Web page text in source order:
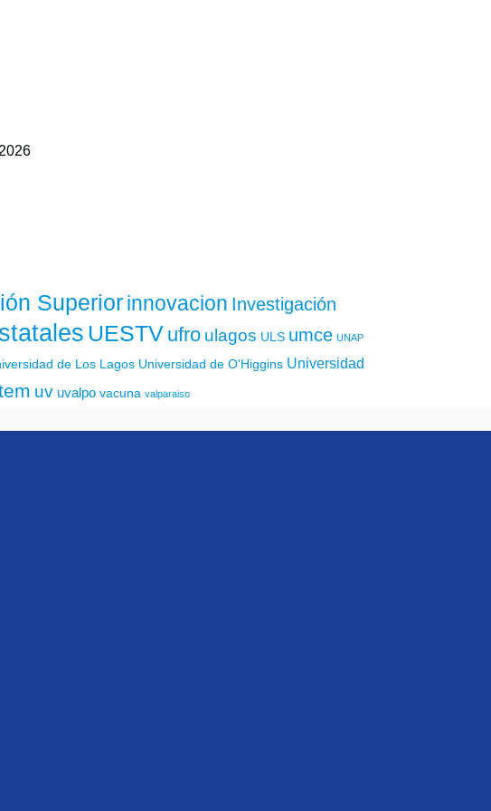
Superiorinnovacion Investigación
UESTV ufro ulagos ULS umce UNAP
de Los Lagos Universidad de O'Higgins Universidad
uv uvalpo vacuna valparaiso